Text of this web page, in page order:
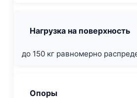
Нагрузка на поверхность
до 150 кг равномерно
Опоры